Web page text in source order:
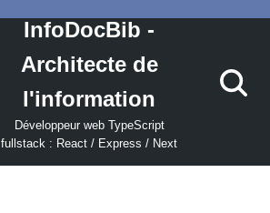
InfoDocBib -
Architecte de
l'information
Développeur web TypeScript
fullstack : React / Express / Next